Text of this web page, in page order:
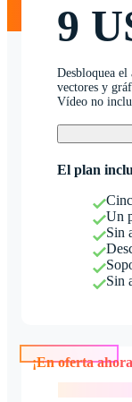
9
Desbloquea el
vectores y
Vídeo no
El plan
Un
Sin
Sin